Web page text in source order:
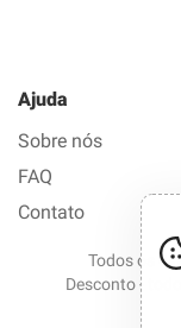
Ajuda
Sobre nós
FAQ
Contato
Todos os
Desconto -